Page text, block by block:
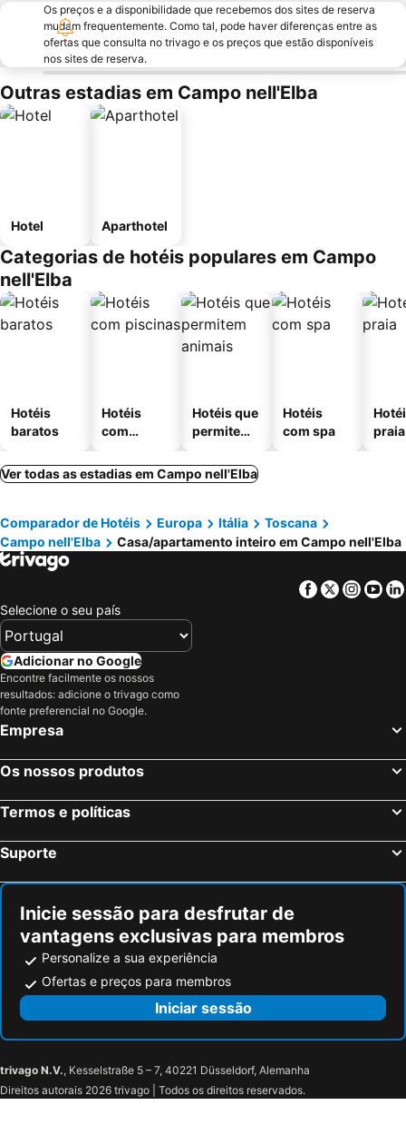
Os preços e a disponibilidade que recebemos dos sites de reserva
mudam frequentemente. Como tal, pode haver diferenças entre as
ofertas que consulta no trivago e os preços que estão disponíveis
nos sites de reserva.
Outras estadias em Campo nell'Elba
Hotel Aparthotel
Categorias de hotéis populares em Campo
nell'Elba
Hotéis
baratos
Hotéis
com
Hotéis que
permitem
Hotéis
com spa
praia
Ver todas as estadias em Campo nell'Elba
Comparador de Hotéis Europa Itália
Toscana
Campo nell'Elba
Casa/apartamento inteiro em Campo nell'Elba
Facebook
Twitter
Selecione o seu país
Adicionar no Google
Encontre facilmente os nossos
resultados: adicione o trivago como
fonte preferencial no Google.
Empresa
Os nossos produtos
Termos e políticas
Suporte
Inicie sessão para desfrutar de
vantagens exclusivas para membros
Personalize a sua experiência
Ofertas e preços para membros
Iniciar sessão
trivago N.V., Kesselstraße 5 – 7, 40221 Düsseldorf, Alemanha
Direitos autorais 2026 trivago | Todos os direitos reservados.